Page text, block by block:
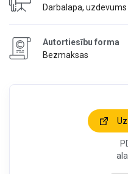
Darbalapa, uzdevums
Autortiesību forma
Bezmaksas